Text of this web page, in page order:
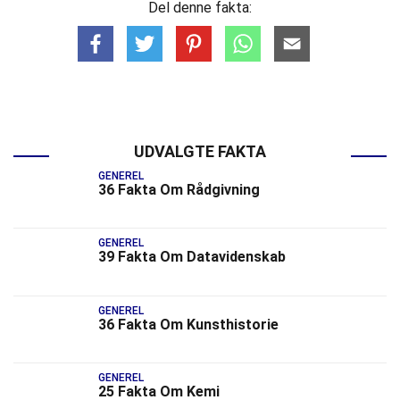
Del denne fakta:
UDVALGTE FAKTA
GENEREL
36 Fakta Om Rådgivning
GENEREL
39 Fakta Om Datavidenskab
GENEREL
36 Fakta Om Kunsthistorie
GENEREL
25 Fakta Om Kemi